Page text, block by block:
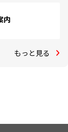
内
もっと見る